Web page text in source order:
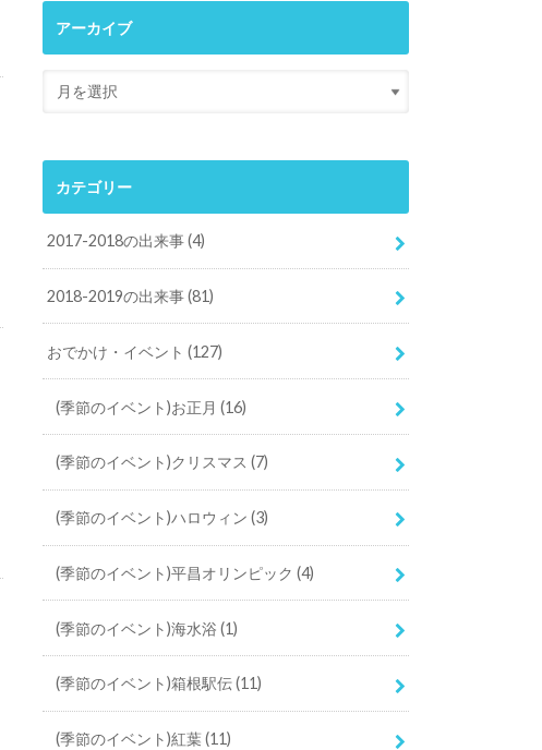
アーカイブ
カテゴリー
2017-2018の出来事(4)
2018-2019の出来事(81)
おでかけ・イベント(127)
(季節のイベント)お正月 (16)
(季節のイベント)クリスマス (7)
(季節のイベント)ハロウィン (3)
(季節のイベント)平昌オリンピック (4)
(季節のイベント)海水浴 (1)
(季節のイベント)箱根駅伝(11)
(季節のイベント)紅葉 (11)